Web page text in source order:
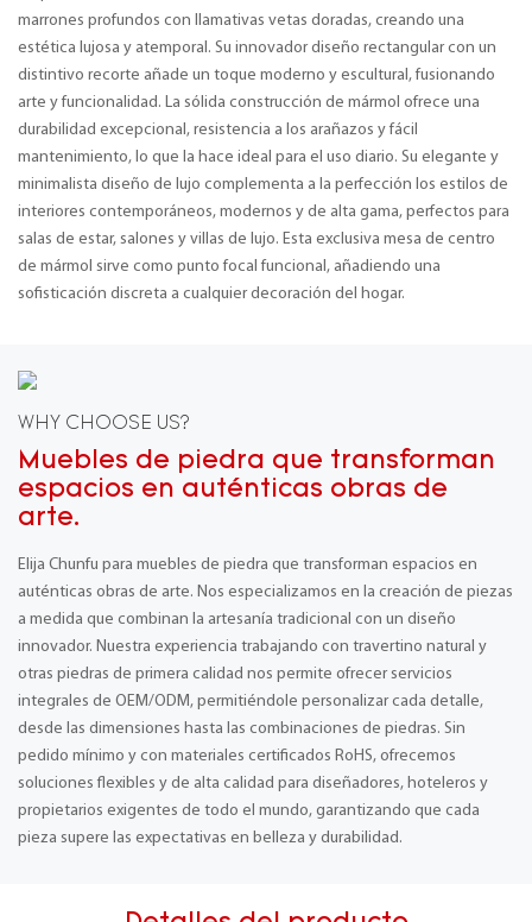
marrones profundos con llamativas vetas doradas, creando una
estética lujosa y atemporal. Su innovador diseño rectangular con un
distintivo recorte añade un toque moderno y escultural, fusionando
arte y funcionalidad. La sólida construcción de mármol ofrece una
durabilidad excepcional, resistencia a los arañazos y fácil
mantenimiento, lo que la hace ideal para el uso diario. Su elegante y
minimalista diseño de lujo complementa a la perfección los estilos de
interiores contemporáneos, modernos y de alta gama, perfectos para
salas de estar, salones y villas de lujo. Esta exclusiva mesa de centro
de mármol sirve como punto focal funcional, añadiendo una
sofisticación discreta a cualquier decoración del hogar.
WHY CHOOSE US?
Muebles de piedra que transforman
espacios en auténticas obras de
arte.
Elija Chunfu para muebles de piedra que transforman espacios en
auténticas obras de arte. Nos especializamos en la creación de piezas
a medida que combinan la artesanía tradicional con un diseño
innovador. Nuestra experiencia trabajando con travertino natural y
otras piedras de primera calidad nos permite ofrecer servicios
integrales de OEM/ODM, permitiéndole personalizar cada detalle,
desde las dimensiones hasta las combinaciones de piedras. Sin
pedido mínimo y con materiales certificados RoHS, ofrecemos
soluciones flexibles y de alta calidad para diseñadores, hoteleros y
propietarios exigentes de todo el mundo, garantizando que cada
pieza supere las expectativas en belleza y durabilidad.